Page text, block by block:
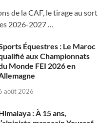
de la CAF, le tirage au sort
2026-2027 …
Équestres : Le Maroc
aux Championnats
Monde FEI 2026 en
août 2026
: À 15 ans,